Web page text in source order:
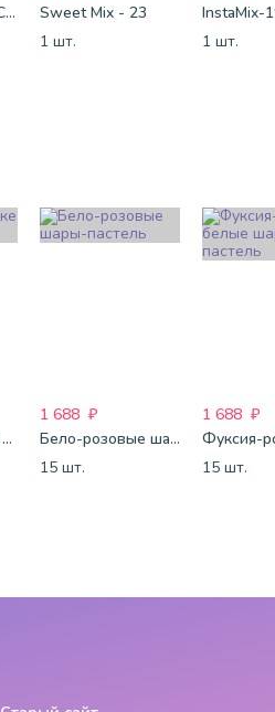
Шар-открытка "Сердце" (45 см) - 2
Sweet Mix - 23
1 шт.
InstaMix-
1 шт.
Клоун в колпаке с шариком
1 688 ₽
Бело-розовые шары-пастель
15 шт.
1 688 ₽
15 шт.